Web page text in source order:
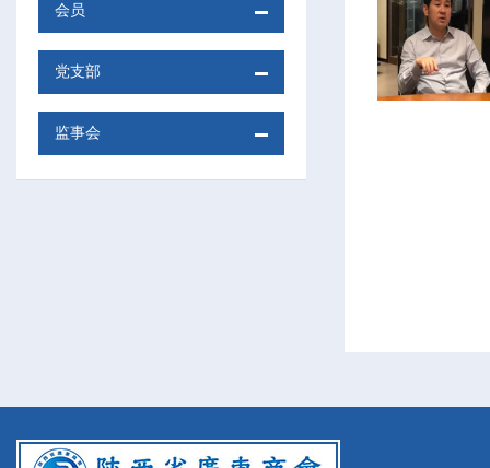
会员
党支部
监事会